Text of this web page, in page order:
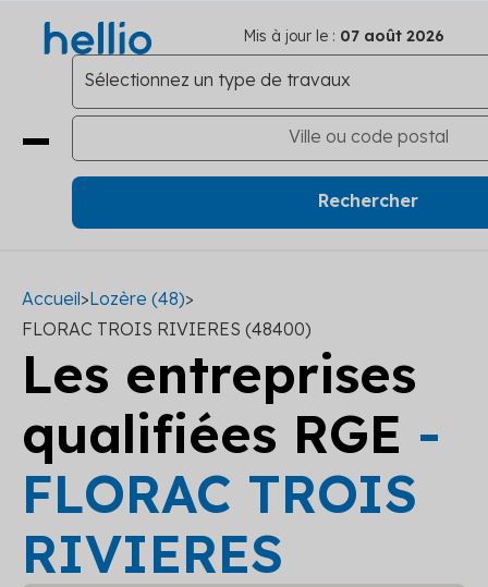
Mis à jour le : 07 août 2026
Accueil>Lozère (48)>
FLORAC TROIS RIVIERES (48400)
Les entreprises
qualifiées RGE -
FLORAC TROIS
RIVIERES